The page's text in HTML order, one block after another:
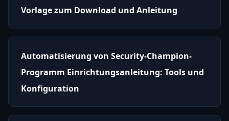
Vorlage zum Download und Anleitung
Automatisierung von Security-Champion-
Programm Einrichtungsanleitung: Tools und
Konfiguration